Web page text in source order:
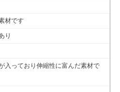
材です
り
入っており伸縮性に富んだ素材で